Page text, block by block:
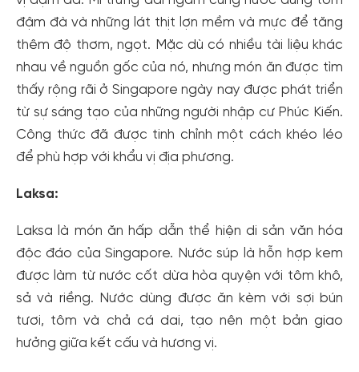
đậm đà và những lát thịt lợn mềm và mực để tăng
thêm độ thơm, ngọt. Mặc dù có nhiều tài liệu khác
nhau về nguồn gốc của nó, nhưng món ăn được tìm
thấy rộng rãi ở Singapore ngày nay được phát triển
từ sự sáng tạo của những người nhập cư Phúc Kiến.
Công thức đã được tinh chỉnh một cách khéo léo
để phù hợp với khẩu vị địa phương.
Laksa:
Laksa là món ăn hấp dẫn thể hiện di sản văn hóa
độc đáo của Singapore. Nước súp là hỗn hợp kem
được làm từ nước cốt dừa hòa quyện với tôm khô,
sả và riềng. Nước dùng được ăn kèm với sợi bún
tươi, tôm và chả cá dai, tạo nên một bản giao
hưởng giữa kết cấu và hương vị.
cho cộng đồng.
Đăng ký
Hoặc đăng nhập bằng
Đăng nhập Facebook
Đăng nhập Google